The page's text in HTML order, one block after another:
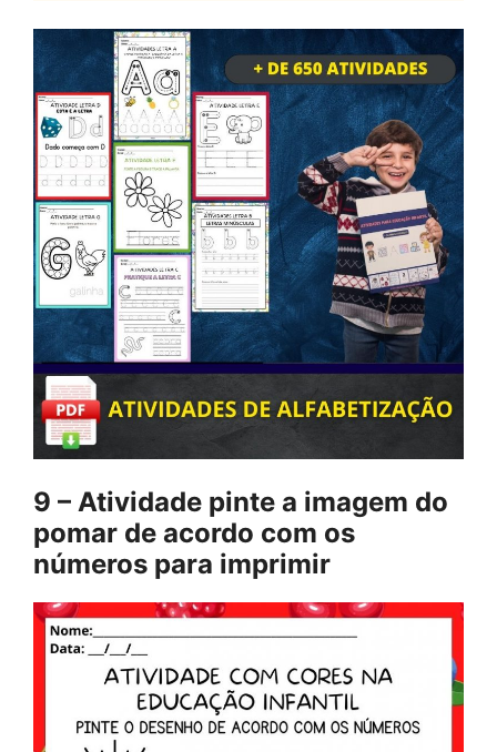
9 – Atividade pinte a imagem do
pomar de acordo com os
números para imprimir